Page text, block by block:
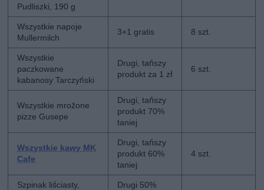
Pudliszki, 190 g
Wszystkie napoje
Mullermilch
3+1 gratis 8 szt.
Wszystkie
paczkowane
kabanosy Tarczyński
Drugi, tańszy
produkt za 1 zł
6 szt.
Wszystkie mrożone
pizze Gusepe
Drugi, tańszy
produkt 70%
taniej
Wszystkie kawy MK
Cafe
Drugi, tańszy
produkt 60%
taniej
4 szt.
Szpinak liściasty,
Drugi 50%